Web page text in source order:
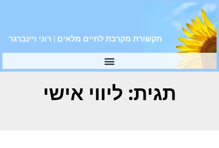
תקשורת מקרבת לחיים מלאים | רוני ויינברגר
תגית: ליווי אישי